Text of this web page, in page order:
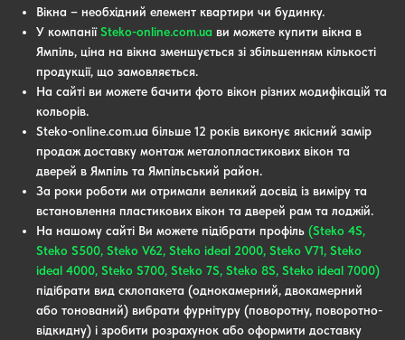
Вікна – необхідний елемент квартири чи будинку.
У компаніїSteko-online.com.ua ви можете купити вікна в
Ямпіль, ціна на вікна зменшується зі збільшенням кількості
продукції, що замовляється.
На сайті ви можете бачити фото вікон різних модифікацій та
кольорів.
Steko-online.com.ua більше 12 років виконує якісний замір
продаж доставку монтаж металопластикових вікон та
дверей в Ямпіль та Ямпільський район.
За роки роботи ми отримали великий досвід із виміру та
встановлення пластикових вікон та дверей рам та лоджій.
На нашому сайті Ви можете підібрати профіль (Steko 4S,
Steko S500, Steko V62, Steko ideal 2000, Steko V71, Steko
ideal 4000, Steko S700, Steko 7S, Steko 8S, Steko ideal 7000)
підібрати вид склопакета (однокамерний, двокамерний
або тонований) вибрати фурнітуру (поворотну, поворотно-
відкидну) і зробити розрахунок або оформити доставку